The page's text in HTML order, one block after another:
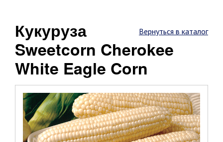
Вернуться в каталог
Кукуруза
Sweetcorn Cherokee
White Eagle Corn